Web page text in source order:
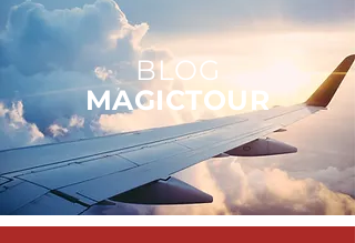
BLOG
MAGICTOUR